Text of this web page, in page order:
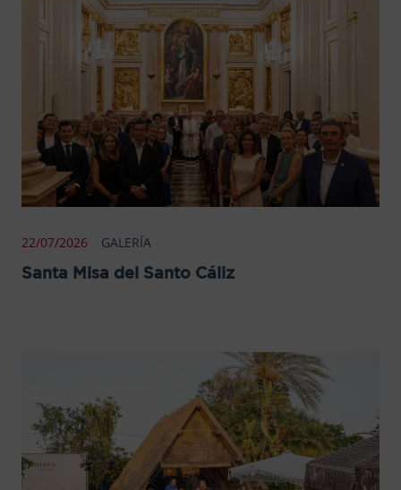
22/07/2026 GALERÍA
Santa Misa del Santo Cáliz